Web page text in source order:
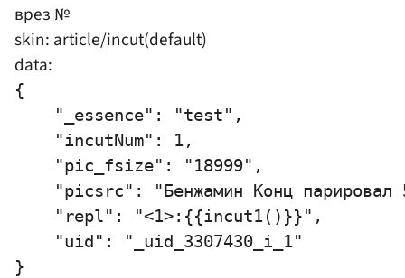
врез №
skin: article/incut(default)
data:
{
    "_essence": "test",
    "incutNum": 1,
    "pic_fsize": "18999",
"picsrc": "Бенжамин Конц парировал
    "repl": "<1>:{{incut1()}}",
    "uid": "_uid_3307430_i_1"